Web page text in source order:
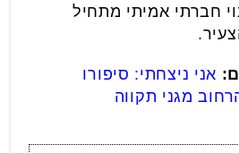
חברתי אמיתי מתחיל
אני ניצחתי: סיפורו
מגני תקווה